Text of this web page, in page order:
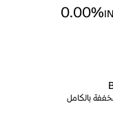
0.00%
بالكامل